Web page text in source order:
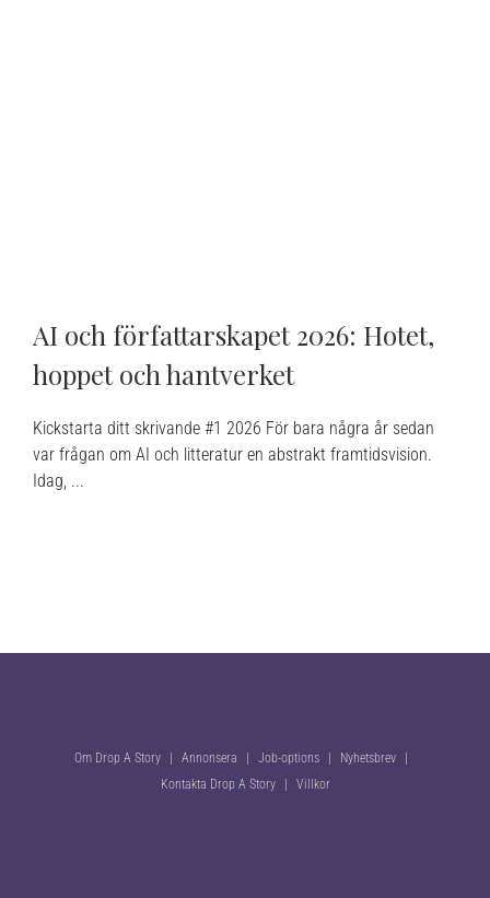
AI och författarskapet 2026: Hotet,
hoppet och hantverket
Kickstarta ditt skrivande #1 2026 För bara några år sedan
var frågan om AI och litteratur en abstrakt framtidsvision.
Idag, ...
Om Drop A Story Annonsera Job-options
Nyhetsbrev
Kontakta Drop A Story
Villkor